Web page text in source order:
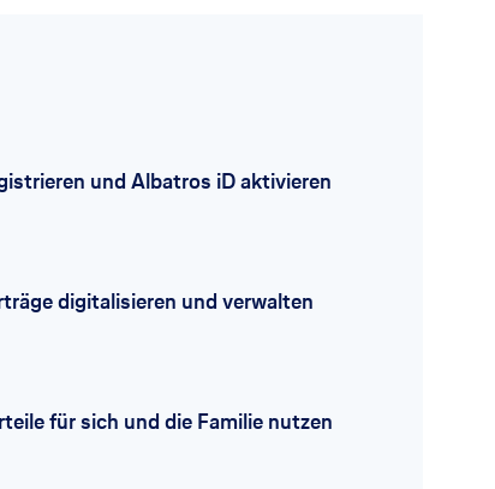
und Albatros iD aktivieren
digitalisieren und verwalten
für sich und die Familie nutzen